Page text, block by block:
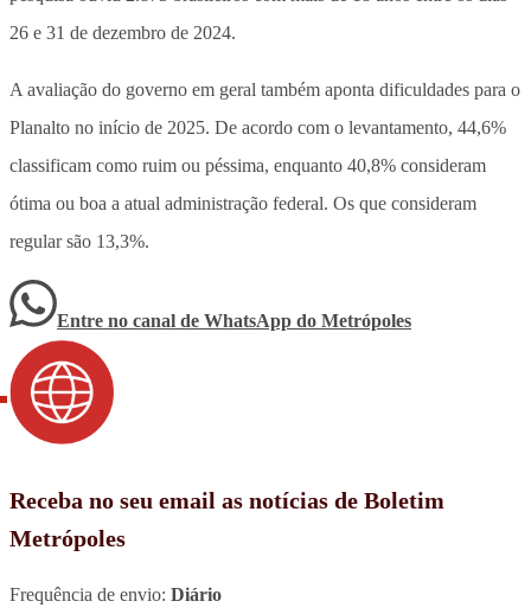
26 e 31 de dezembro de 2024.
A avaliação do governo em geral também aponta dificuldades para o
Planalto no início de 2025. De acordo com o levantamento, 44,6%
classificam como ruim ou péssima, enquanto 40,8% consideram
ótima ou boa a atual administração federal. Os que consideram
regular são 13,3%.
Entre no canal de WhatsApp do Metrópoles
Receba no seu email as notícias de Boletim
Metrópoles
Frequência de envio: Diário